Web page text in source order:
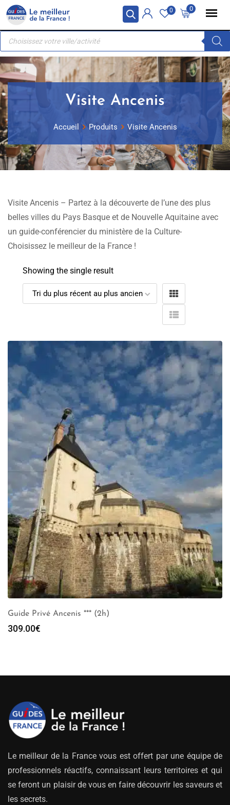
Panneau de gestion des cookies
Skip
content
0
0
Recherche
produits
Visite Ancenis
Accueil Produits Visite Ancenis
Visite Ancenis – Partez à la découverte de l’une des plus
belles villes du Pays Basque et de Nouvelle Aquitaine avec
un guide-conférencier du ministère de la Culture-
Choisissez le meilleur de la France !
Showing the single result
Guide Privé Ancenis *** (2h)
309.00€
Le meilleur de la France vous est offert par une équipe de
professionnels réactifs, connaissant leurs territoires et qui
se feront un plaisir de vous en faire découvrir les saveurs et
les secrets.